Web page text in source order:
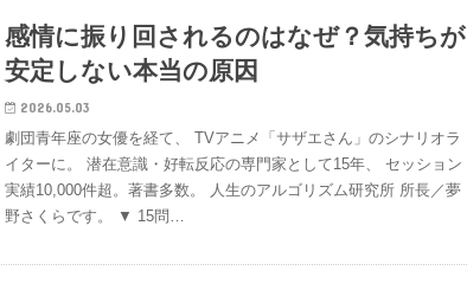
感情に振り回されるのはなぜ？気持ちが
安定しない本当の原因
2026.05.03
劇団青年座の女優を経て、 TVアニメ「サザエさん」のシナリオラ
イターに。 潜在意識・好転反応の専門家として15年、 セッション
実績10,000件超。著書多数。 人生のアルゴリズム研究所 所長／夢
野さくらです。 ▼ 15問…